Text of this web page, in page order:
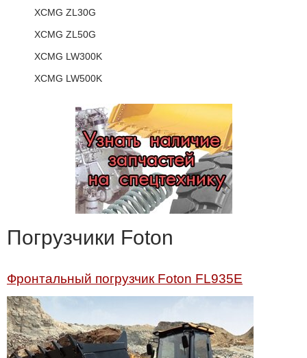
XCMG ZL30G
XCMG ZL50G
XCMG LW300K
XCMG LW500K
Погрузчики Foton
Фронтальный погрузчик Foton FL935E